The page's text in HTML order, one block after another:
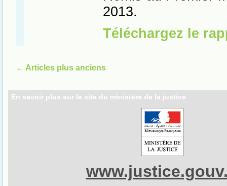
← Articles plus anciens
En savoir plus sur le site du ministère de la justice